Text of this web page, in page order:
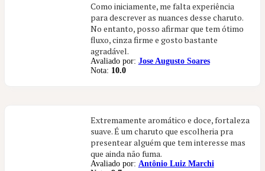
Como iniciamente, me falta experiência
para descrever as nuances desse charuto.
No entanto, posso afirmar que tem ótimo
fluxo, cinza firme e gosto bastante
agradável.
Avaliado por: Jose Augusto Soares
Nota: 10.0
Extremamente aromático e doce, fortaleza
suave. É um charuto que escolheria pra
presentear alguém que tem interesse mas
que ainda não fuma.
Avaliado por: Antônio Luiz Marchi